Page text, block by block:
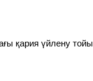
қария үйлену